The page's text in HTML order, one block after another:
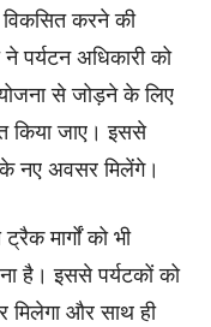
विकसित करने की
ने पर्यटन अधिकारी को
योजना से जोड़ने के लिए
किया जाए। इससे
के नए अवसर मिलेंगे।
मार्गों को भी
है। इससे पर्यटकों को
मिलेगा और साथ ही